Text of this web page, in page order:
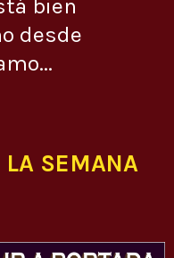
bien
desde
LA SEMANA